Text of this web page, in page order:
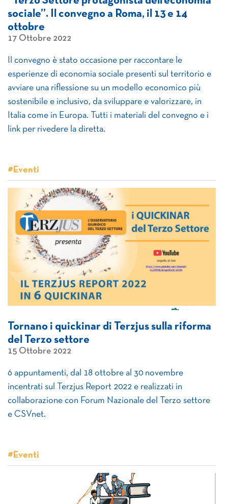
sociale”. Il convegno a Roma, il 13 e 14
ottobre
17 Ottobre 2022
Il convegno è stato occasione per raccontare le
esperienze di economia sociale presenti sul territorio e
avviare una riflessione su un modello economico più
sostenibile e inclusivo, da sviluppare e valorizzare, in
Italia come in Europa. Tutti i materiali del convegno e i
link per rivedere la diretta.
#Eventi
Tornano i quickinar di Terzjus sulla riforma
del Terzo settore
15 Ottobre 2022
6 appuntamenti, dal 18 ottobre al 30 novembre
incentrati sul Terzjus Report 2022 e realizzati in
collaborazione con Forum Nazionale del Terzo settore
e CSVnet.
#Eventi